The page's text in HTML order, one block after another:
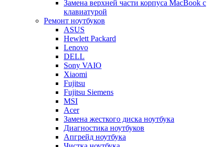
Замена верхней части корпуса MacBook с
клавиатурой
Ремонт ноутбуков
ASUS
Hewlett Packard
Lenovo
DELL
Sony VAIO
Xiaomi
Fujitsu
Fujitsu Siemens
MSI
Acer
Замена жесткого диска ноутбука
Диагностика ноутбуков
Апгрейд ноутбука